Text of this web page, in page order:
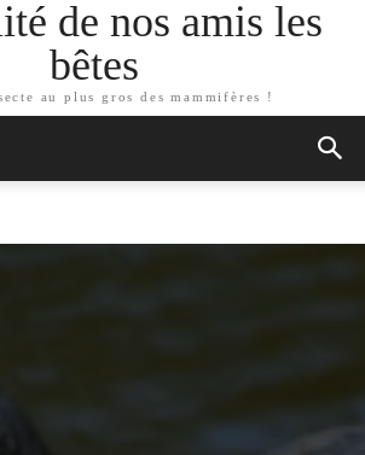
de nos amis les
bêtes
au plus gros des mammifères !